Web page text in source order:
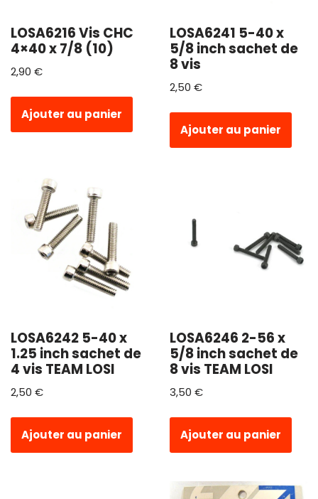
LOSA6216 Vis CHC
4×40 x 7/8 (10)
2,90 €
Ajouter au panier
LOSA6241 5-40 x
5/8 inch sachet de
8 vis
2,50 €
Ajouter au panier
LOSA6242 5-40 x
1.25 inch sachet de
4 vis TEAM LOSI
2,50 €
Ajouter au panier
LOSA6246 2-56 x
5/8 inch sachet de
8 vis TEAM LOSI
3,50 €
Ajouter au panier